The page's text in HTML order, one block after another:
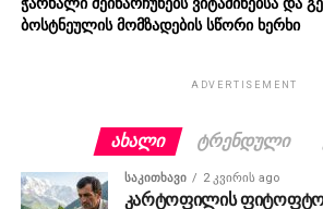
ჭარხალი შეინარჩუნებს ვიტამინებსა და
ბოსტნეულის მომზადების სწორი ხერხი
ADVERTISEMENT
ᲐᲮᲐᲚᲘ ᲢᲠᲔᲜᲓᲣᲚᲘ
ᲡᲐᲙᲘᲗᲮᲐᲕᲘ 2 კვირის ago
კარტოფილის